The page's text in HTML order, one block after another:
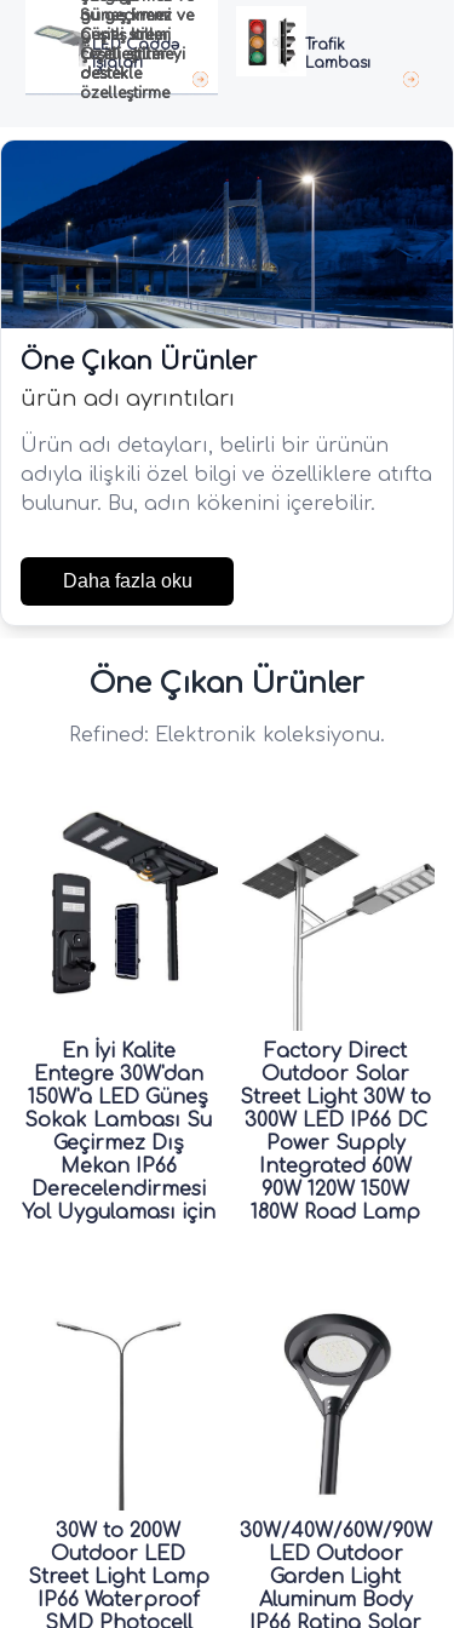
Trafik
Lambası
LED Caddə
Işıqları
güneş kremi
Çeşitli stiller
Özelleştirmeyi
destekle
güneş kremi
Çeşitli stiller
Özelleştirmeyi
destekle
Su geçirmez ve
güneş kremi
çeşitli stiller
destek
özelleştirme
Su geçirmez ve
güneş kremi
çeşitli stiller
destek
özelleştirme
Öne Çıkan Ürünler
ürün adı ayrıntıları
Ürün adı detayları, belirli bir ürünün
adıyla ilişkili özel bilgi ve özelliklere atıfta
bulunur. Bu, adın kökenini içerebilir.
Daha fazla oku
Öne Çıkan Ürünler
Refined: Elektronik koleksiyonu.
En İyi Kalite
Entegre 30W'dan
150W'a LED Güneş
Sokak Lambası Su
Geçirmez Dış
Mekan IP66
Derecelendirmesi
Yol Uygulaması için
Factory Direct
Outdoor Solar
Street Light 30W to
300W LED IP66 DC
Power Supply
Integrated 60W
90W 120W 150W
180W Road Lamp
30W to 200W
Outdoor LED
Street Light Lamp
IP66 Waterproof
30W/40W/60W/90W
LED Outdoor
Garden Light
Aluminum Body